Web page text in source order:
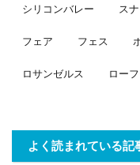
シリコンバレー ス
フェア フェス
ロサンゼルス ロー
よく読まれている記